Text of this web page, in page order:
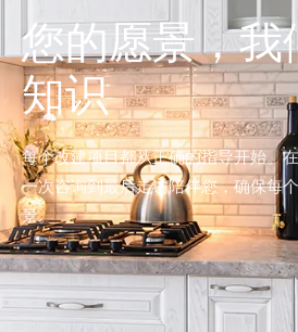
您的愿景，我
知识
每个改建项目都从正确的指导开始。
一次咨询到最后走访陪伴您，确保每
景。